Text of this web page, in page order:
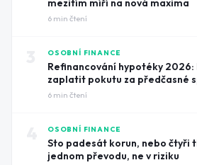
mezitím míří na nová maxima
6 min čtení
OSOBNÍ FINANCE
Refinancování hypotéky 2026:
zaplatit pokutu za předčasné
6 min čtení
OSOBNÍ FINANCE
Sto padesát korun, nebo čtyři
jednom převodu, ne v riziku